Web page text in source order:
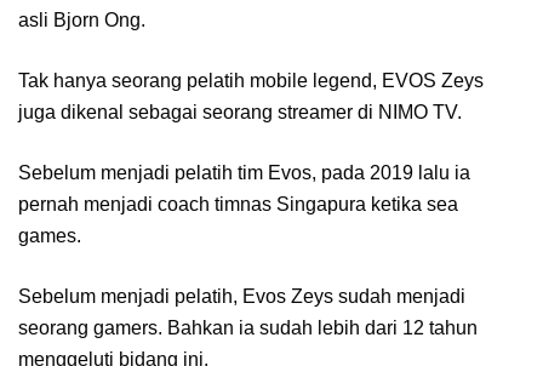
asli Bjorn Ong.
Tak hanya seorang pelatih mobile legend, EVOS Zeys
juga dikenal sebagai seorang streamer di NIMO TV.
Sebelum menjadi pelatih tim Evos, pada 2019 lalu ia
pernah menjadi coach timnas Singapura ketika sea
games.
Sebelum menjadi pelatih, Evos Zeys sudah menjadi
seorang gamers. Bahkan ia sudah lebih dari 12 tahun
menggeluti bidang ini.